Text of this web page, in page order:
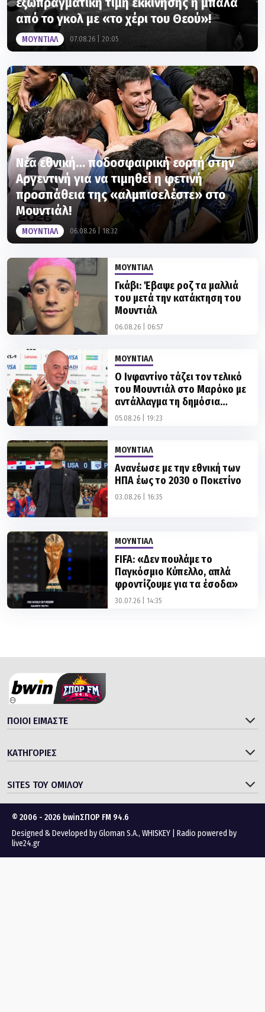
ΜΟΥΝΤΙΑΛ 07.08.26 | 20:05
Νέα εθνική… ποδοσφαιρική εορτή στην
Αργεντινή για να τιμηθεί η φετινή
προσπάθεια της «αλμπισελέστε» στο
Μουντιάλ!
ΜΟΥΝΤΙΑΛ 06.08.26 | 18:32
ΜΟΥΝΤΙΑΛ
του μετά την κατάκτηση του
Μουντιάλ
06.08.26 | 06:57
ΜΟΥΝΤΙΑΛ
του Μουντιάλ στο Μαρόκο με
αντάλλαγμα τη δημόσια
στήριξη της ομοσπονδίας
05.08.26 | 19:23
ΜΟΥΝΤΙΑΛ
ΗΠΑ έως το 2030 ο Ποκετίνο
03.08.26 | 16:35
Παγκόσμιο Κύπελλο, απλά
φροντίζουμε για τα έσοδα»
30.07.26 | 14:35
ΠΟΙΟΙ ΕΙΜΑΣΤΕ
ΚΑΤΗΓΟΡΙΕΣ
SITES ΤΟΥ ΟΜΙΛΟΥ
© 2006 - 2026 bwinΣΠΟΡ FM 94.6
live24.gr